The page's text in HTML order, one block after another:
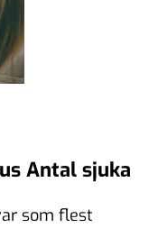
Antal sjuka
som flest